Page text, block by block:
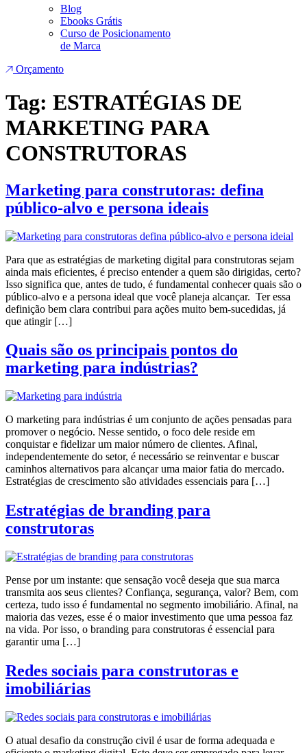
Blog
Ebooks Grátis
Curso de Posicionamento
de Marca
Orçamento
Tag: ESTRATÉGIAS DE
MARKETING PARA
CONSTRUTORAS
Marketing para construtoras: defina
público-alvo e persona ideais
Para que as estratégias de marketing digital para construtoras sejam
ainda mais eficientes, é preciso entender a quem são dirigidas, certo?
Isso significa que, antes de tudo, é fundamental conhecer quais são o
público-alvo e a persona ideal que você planeja alcançar. Ter essa
definição bem clara contribui para ações muito bem-sucedidas, já
que atingir […]
Quais são os principais pontos do
marketing para indústrias?
O marketing para indústrias é um conjunto de ações pensadas para
promover o negócio. Nesse sentido, o foco dele reside em
conquistar e fidelizar um maior número de clientes. Afinal,
independentemente do setor, é necessário se reinventar e buscar
caminhos alternativos para alcançar uma maior fatia do mercado.
Estratégias de crescimento são atividades essenciais para […]
Estratégias de branding para
construtoras
Pense por um instante: que sensação você deseja que sua marca
transmita aos seus clientes? Confiança, segurança, valor? Bem, com
certeza, tudo isso é fundamental no segmento imobiliário. Afinal, na
maioria das vezes, esse é o maior investimento que uma pessoa faz
na vida. Por isso, o branding para construtoras é essencial para
garantir uma […]
Redes sociais para construtoras e
imobiliárias
O atual desafio da construção civil é usar de forma adequada e